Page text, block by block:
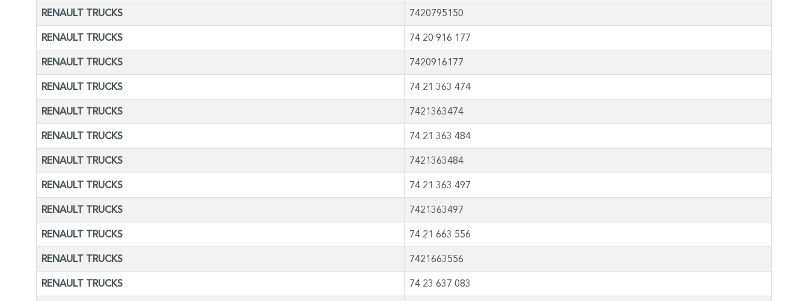
RENAULT TRUCKS 7420795150
RENAULT TRUCKS 74 20 916 177
RENAULT TRUCKS 7420916177
RENAULT TRUCKS 74 21 363 474
RENAULT TRUCKS 7421363474
RENAULT TRUCKS 74 21 363 484
RENAULT TRUCKS 7421363484
RENAULT TRUCKS 74 21 363 497
RENAULT TRUCKS 7421363497
RENAULT TRUCKS 74 21 663 556
RENAULT TRUCKS 7421663556
RENAULT TRUCKS 74 23 637 083